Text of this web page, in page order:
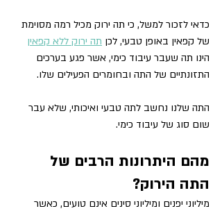
כדאי לזכור למשל, כי תה ירוק מכיל רמה מסוימת
של קפאין באופן טבעי, לכן תה ירוק ללא קפאין
הינו תה שעבר עיבוד כימי, אשר פגע בערכים
התזונתיים של התה ובחומרים הפעילים שלו.
התה שלנו נחשב לתה טבעי ואיכותי, שלא עבר
שום סוג של עיבוד כימי.
מהם היתרונות הרבים של
התה הירוק?
מיליוני יפנים ומיליוני סינים אינם טועים, כאשר